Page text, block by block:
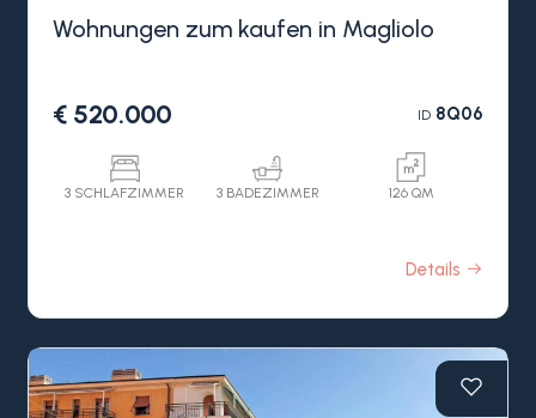
Wohnungen zum kaufen in Magliolo
€ 520.000 ID8Q06
3 SCHLAFZIMMER 3 BADEZIMMER 126 QM
Details